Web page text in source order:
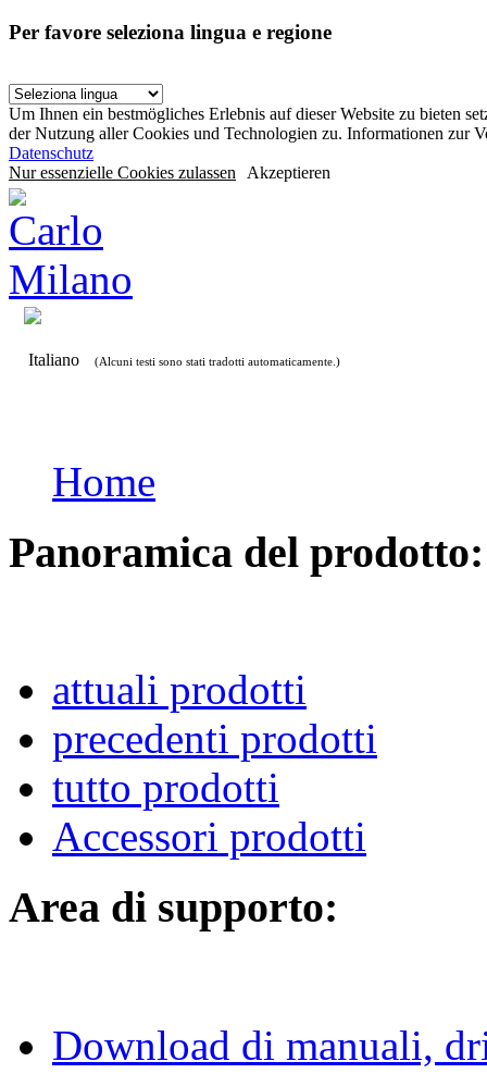
Per favore seleziona lingua e regione
Um Ihnen ein bestmögliches Erlebnis auf dieser Website zu bieten
der Nutzung aller Cookies und Technologien zu. Informationen zur
Datenschutz
Nur essenzielle Cookies zulassen Akzeptieren
Italiano (Alcuni testi sono stati tradotti automaticamente.)
Home
Panoramica del prodotto:
attuali prodotti
precedenti prodotti
tutto prodotti
Accessori prodotti
Area di supporto:
Download di manuali,